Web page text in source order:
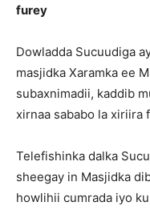
furey
Dowladda Sucuudiga
masjidka Xaramka ee
subaxnimadii, kaddib
xirnaa sababo la xiriira
Telefishinka dalka
sheegay in Masjidka
howlihii cumrada iyo